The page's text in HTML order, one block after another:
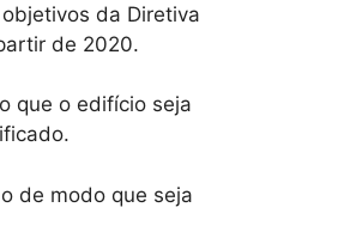
da Diretiva
de 2020.
que o edifício seja
de modo que seja